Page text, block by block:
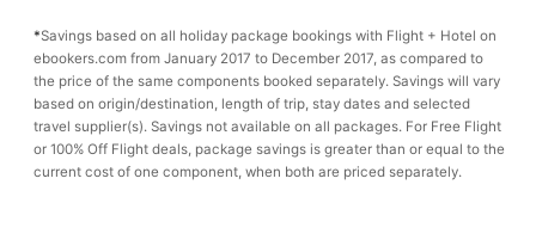
*Savings based on all holiday package bookings with Flight + Hotel on
ebookers.com from January 2017 to December 2017, as compared to
the price of the same components booked separately. Savings will vary
based on origin/destination, length of trip, stay dates and selected
travel supplier(s). Savings not available on all packages. For Free Flight
or 100% Off Flight deals, package savings is greater than or equal to the
current cost of one component, when both are priced separately.